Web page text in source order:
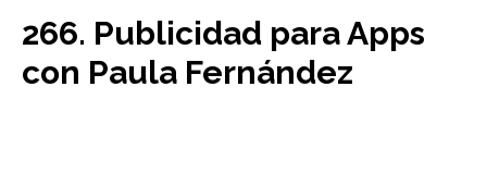
266. Publicidad para Apps
con Paula Fernández